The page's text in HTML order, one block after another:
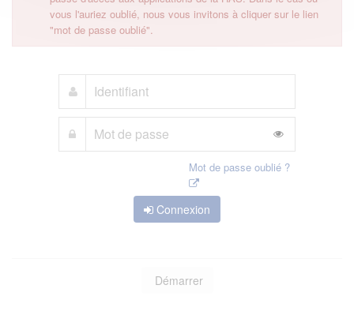
vous l'auriez oublié, nous vous invitons à cliquer sur le lien
"mot de passe oublié".
Mot de passe oublié ?
Connexion
Démarrer